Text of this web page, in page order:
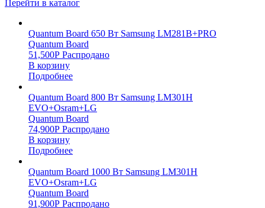
Перейти в каталог
Quantum Board 650 Вт Samsung LM281B+PRO
Quantum Board
51,500Р Распродано
В корзину
Подробнее
Quantum Board 800 Вт Samsung LM301H
EVO+Osram+LG
Quantum Board
74,900Р Распродано
В корзину
Подробнее
Quantum Board 1000 Вт Samsung LM301H
EVO+Osram+LG
Quantum Board
91,900Р Распродано